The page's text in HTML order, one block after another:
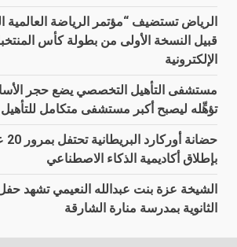
قبيل النسخة الأولى من بطولة كأس
الإلكترونية
مستشفى التأهيل التخصصي يضع حجر
تؤهِّله ليصبح أكبر مستشفى متكامل
بإطلاق أكاديمية الذكاء الاصطناعي
الشيخة عزة بنت عبدالله النعيمي تشهد
الثانوية بمدرسة منارة الشارقة